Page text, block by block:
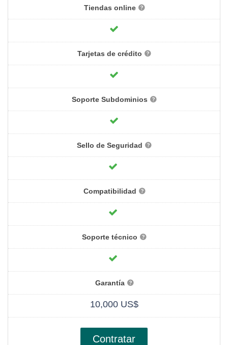
Tiendas online
Tarjetas de crédito
Soporte Subdominios
Sello de Seguridad
Compatibilidad
Soporte técnico
Garantía
10,000 US$
Contratar